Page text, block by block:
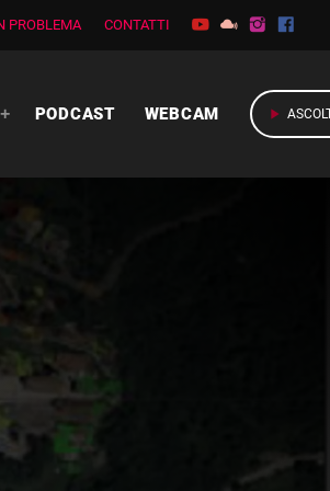
PROBLEMA CONTATTI
PODCAST WEBCAM play_arrow